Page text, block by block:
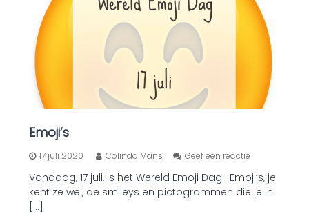
r
i
n
?
Emoji’s
17 juli 2020 Colinda Mans Geef een reactieo
E
m
Vandaag, 17 juli, is het Wereld Emoji Dag. Emoji’s, je
kent ze wel, de smileys en pictogrammen die je in
[…]